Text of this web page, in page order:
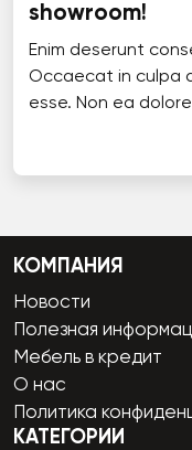
showroom!
Enim deserunt
Occaecat in culpa
esse. Non ea
КОМПАНИЯ
Новости
Полезная
Мебель в кредит
О нас
Политика
КАТЕГОРИИ